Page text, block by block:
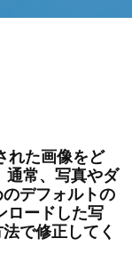
れた画像をど
通常、写真やダ
デフォルトの
ロードした写
で修正してく